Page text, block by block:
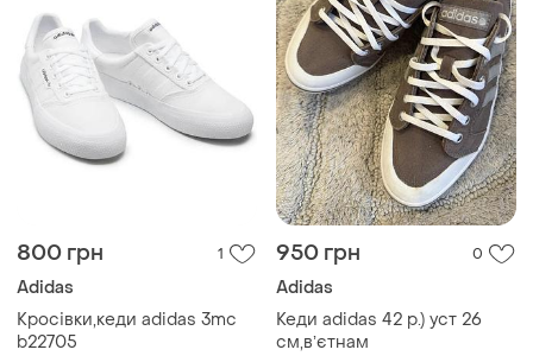
800 грн 1
Adidas
Кросівки,кеди adidas 3mc
b22705
950 грн 0
Adidas
Кеди adidas 42 р.) уст 26
см,вʼєтнам